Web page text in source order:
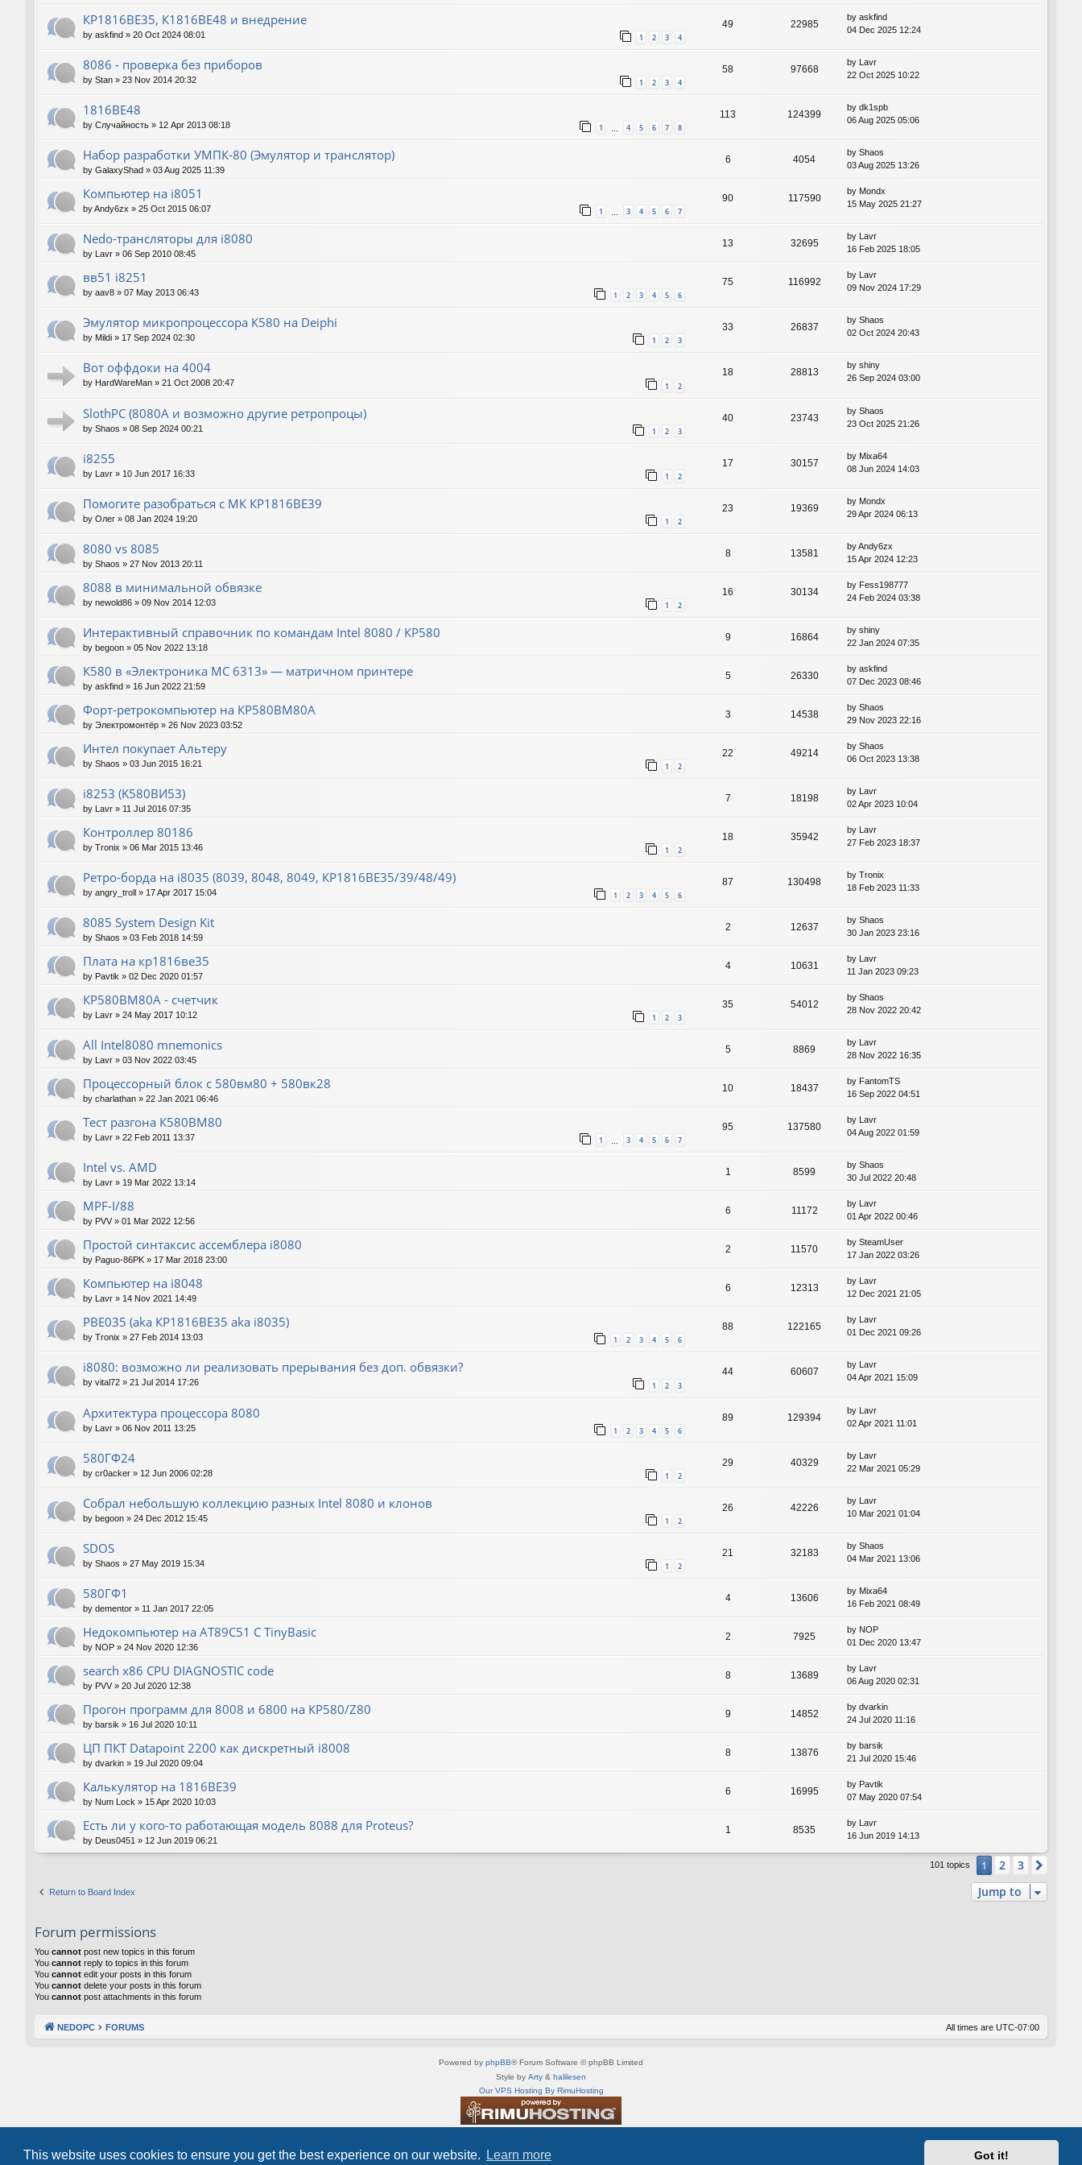
This website uses cookies to ensure you get the best experience on our website. Learn more Got it!
КР1816ВЕ35, К1816ВЕ48 и внедрение
by askfind » 20 Oct 2024 08:01 1 2 3 4
49 22985
by askfind
04 Dec 2025 12:24
8086 - проверка без приборов
by Stan » 23 Nov 2014 20:32 1 2 3 4
58 97668
by Lavr
22 Oct 2025 10:22
1816ВЕ48
by Случайность » 12 Apr 2013 08:18 1 … 4 5 6 7 8
113 124399
by dk1spb
06 Aug 2025 05:06
Набор разработки УМПК-80 (Эмулятор и транслятор)
by GalaxyShad » 03 Aug 2025 11:39
6 4054
by Shaos
03 Aug 2025 13:26
Компьютер на i8051
byAndy6zx » 25 Oct 2015 06:07 1 … 3 4 5 6 7
90 117590
by Mondx
15 May 2025 21:27
Nedo-трансляторы для i8080
by Lavr » 06 Sep 2010 08:45
13 32695
by
Lavr
16 Feb 2025 18:05
вв51 i8251
by aav8 » 07 May 2013 06:43 1 2 3 4 5 6
75 116992
by
Lavr
09 Nov 2024 17:29
Эмулятор микропроцессора К580 на Deiphi
by Mildi » 17 Sep 2024 02:30 1 2 3
33 26837
by Shaos
02 Oct 2024 20:43
Вот оффдоки на 4004
by HardWareMan » 21 Oct 2008 20:47 1 2
18 28813
by shiny
26 Sep 2024 03:00
SlothPC (8080A и возможно другие ретропроцы)
by Shaos » 08 Sep 2024 00:21 1 2 3
40 23743
by Shaos
23 Oct 2025 21:26
i8255
by Lavr » 10 Jun 2017 16:33 1 2
17 30157
by Mixa64
08 Jun 2024 14:03
Помогите разобраться с МК КР1816ВЕ39
by Олег » 08 Jan 2024 19:20 1 2
23 19369
by Mondx
29 Apr 2024 06:13
8080 vs 8085
by Shaos » 27 Nov 2013 20:11
8 13581
byAndy6zx
15 Apr 2024 12:23
8088 в минимальной обвязке
by newold86 » 09 Nov 2014 12:03 1 2
16 30134
by Fess198777
24 Feb 2024 03:38
Интерактивный справочник по командам Intel 8080 / КР580
by begoon » 05 Nov 2022 13:18
9 16864
by shiny
22 Jan 2024 07:35
К580 в «Электроника МС 6313» — матричном принтере
by askfind » 16 Jun 2022 21:59
5 26330
by askfind
07 Dec 2023 08:46
Форт-ретрокомпьютер на КР580ВМ80А
by Электромонтёр » 26 Nov 2023 03:52
3 14538
by Shaos
29 Nov 2023 22:16
Интел покупает Альтеру
by Shaos » 03 Jun 2015 16:21 1 2
22 49214
by Shaos
06 Oct 2023 13:38
i8253 (K580ВИ53)
by Lavr » 11 Jul 2016 07:35
7 18198
by Lavr
02 Apr 2023 10:04
Контроллер 80186
by Tronix » 06 Mar 2015 13:46 1 2
18 35942
by Lavr
27 Feb 2023 18:37
Ретро-борда на i8035 (8039, 8048, 8049, КР1816ВЕ35/39/48/49)
by angry_troll » 17 Apr 2017 15:04 1 2 3 4 5 6
87 130498
by Tronix
18 Feb 2023 11:33
8085 System Design Kit
by Shaos » 03 Feb 2018 14:59
2 12637
by Shaos
30 Jan 2023 23:16
Плата на кр1816ве35
by Pavtik » 02 Dec 2020 01:57
4 10631
by Lavr
11 Jan 2023 09:23
КР580ВМ80А - счетчик
by Lavr » 24 May 2017 10:12 1 2 3
35 54012
by Shaos
28 Nov 2022 20:42
All Intel8080 mnemonics
by Lavr » 03 Nov 2022 03:45
5 8869
by
Lavr
28 Nov 2022 16:35
Процессорный блок с 580вм80 + 580вк28
by charlathan » 22 Jan 2021 06:46
10 18437
by FantomTS
16 Sep 2022 04:51
Тест разгона К580ВМ80
by Lavr » 22 Feb 2011 13:37 1 … 3 4 5 6 7
95 137580
by
Lavr
04 Aug 2022 01:59
Intel vs. AMD
by Lavr » 19 Mar 2022 13:14
1 8599
by Shaos
30 Jul 2022 20:48
MPF-I/88
by PVV » 01 Mar 2022 12:56
6 11172
by
Lavr
01 Apr 2022 00:46
Простой синтаксис ассемблера i8080
by Paguo-86PK » 17 Mar 2018 23:00
2 11570
by SteamUser
17 Jan 2022 03:26
Компьютер на i8048
by Lavr » 14 Nov 2021 14:49
6 12313
by
Lavr
12 Dec 2021 21:05
РВЕ035 (aka КР1816ВЕ35 aka i8035)
by Tronix » 27 Feb 2014 13:03 1 2 3 4 5 6
88 122165
by
Lavr
01 Dec 2021 09:26
i8080: возможно ли реализовать прерывания без доп. обвязки?
by vital72 » 21 Jul 2014 17:26 1 2 3
44 60607
by Lavr
04 Apr 2021 15:09
Архитектура процессора 8080
by Lavr » 06 Nov 2011 13:25 1 2 3 4 5 6
89 129394
by Lavr
02 Apr 2021 11:01
580ГФ24
by cr0acker » 12 Jun 2006 02:28 1 2
29 40329
by Lavr
22 Mar 2021 05:29
Собрал небольшую коллекцию разных Intel 8080 и клонов
by begoon » 24 Dec 2012 15:45 1 2
26 42226
by Lavr
10 Mar 2021 01:04
SDOS
by Shaos » 27 May 2019 15:34 1 2
21 32183
by Shaos
04 Mar 2021 13:06
580ГФ1
by dementor » 11 Jan 2017 22:05
4 13606
by Mixa64
16 Feb 2021 08:49
Недокомпьютер на AT89C51 C TinyBasic
by NOP » 24 Nov 2020 12:36
2 7925
by NOP
01 Dec 2020 13:47
search x86 CPU DIAGNOSTIC code
by PVV » 20 Jul 2020 12:38
8 13689
by Lavr
06 Aug 2020 02:31
Прогон программ для 8008 и 6800 на КР580/Z80
by barsik » 16 Jul 2020 10:11
9 14852
by dvarkin
24 Jul 2020 11:16
ЦП ПКТ Datapoint 2200 как дискретный i8008
by dvarkin » 19 Jul 2020 09:04
8 13876
by barsik
21 Jul 2020 15:46
Калькулятор на 1816ВЕ39
by Num Lock » 15 Apr 2020 10:03
6 16995
by Pavtik
07 May 2020 07:54
Есть ли у кого-то работающая модель 8088 для Proteus?
by Deus0451 » 12 Jun 2019 06:21
1 8535
by Lavr
16 Jun 2019 14:13
101 topics 1 2 3
Return to Board Index Jump to
Forum permissions
You cannot post new topics in this forum
You cannot reply to topics in this forum
You cannot edit your posts in this forum
You cannot delete your posts in this forum
You cannot post attachments in this forum
NEDOPC FORUMS All times are UTC-07:00
Powered by phpBB® Forum Software © phpBB Limited
Style by Arty & halilesen
Our VPS Hosting By RimuHosting
Privacy|Terms